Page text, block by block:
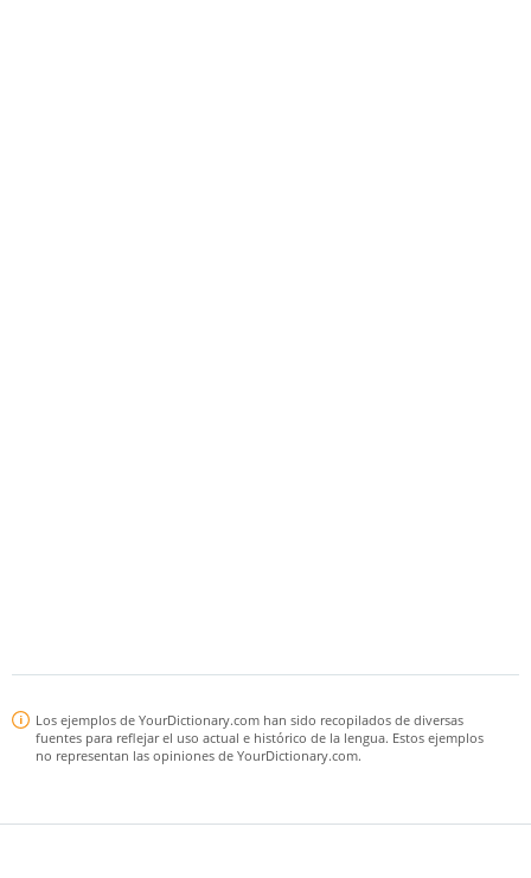
Los ejemplos de YourDictionary.com han sido recopilados de diversas
fuentes para reflejar el uso actual e histórico de la lengua. Estos ejemplos
no representan las opiniones de YourDictionary.com.